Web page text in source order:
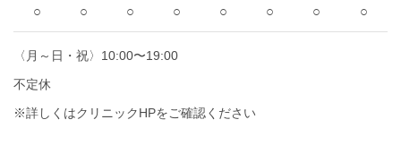
○ ○ ○ ○ ○ ○ ○ ○
〈月～日・祝〉10:00〜19:00
不定休
※詳しくはクリニックHPをご確認ください